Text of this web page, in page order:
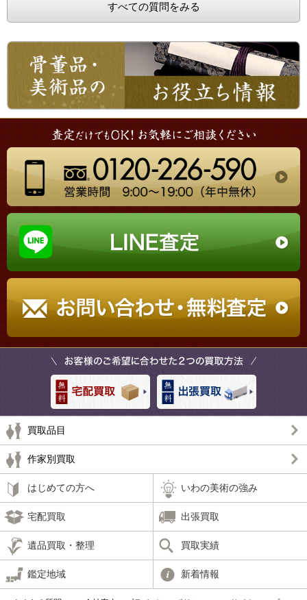
すべての質問をみる
買取品目
作家別買取
はじめての方へ いわの美術の強み
宅配買取 出張買取
遺品買取・整理 買取実績
鑑定地域 新着情報